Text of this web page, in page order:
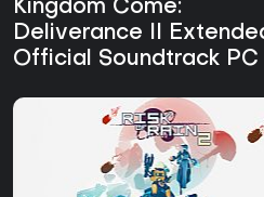
Kingdom Come:
Deliverance II
Official Soundtrack PC